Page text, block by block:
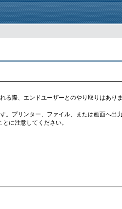
際、エンドユーザーとのやり取りはあ
。プリンター、ファイル、または画面へ出力
に注意してください。